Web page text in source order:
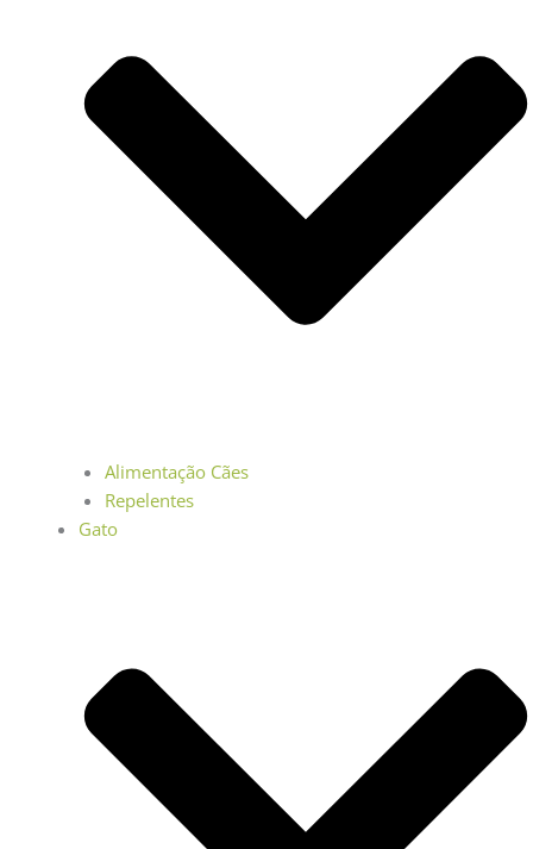
Alimentação Cães
Repelentes
Gato